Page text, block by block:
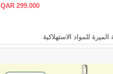
QAR 299.000
للمواد الاستهلاكية